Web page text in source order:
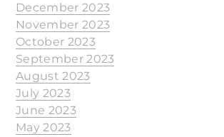
December 2023
November 2023
October 2023
September 2023
August 2023
July 2023
June 2023
May 2023